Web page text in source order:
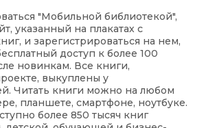
"Мобильной библиотекой",
указанный на плакатах с
и зарегистрироваться на нем,
доступ к более 100
новинкам. Все книги,
выкуплены у
Читать книги можно на любом
планшете, смартфоне, ноутбуке.
более 850 тысяч книг